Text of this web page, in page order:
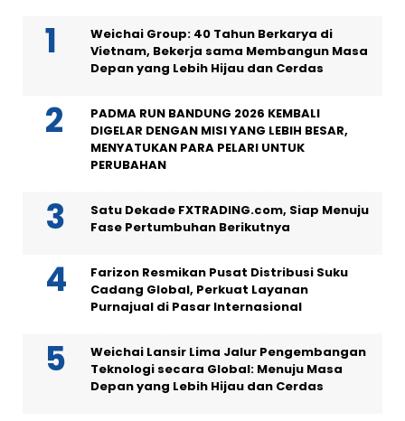
Weichai Group: 40 Tahun Berkarya di
Vietnam, Bekerja sama Membangun Masa
Depan yang Lebih Hijau dan Cerdas
PADMA RUN BANDUNG 2026 KEMBALI
DIGELAR DENGAN MISI YANG LEBIH BESAR,
MENYATUKAN PARA PELARI UNTUK
PERUBAHAN
Satu Dekade FXTRADING.com, Siap Menuju
Fase Pertumbuhan Berikutnya
Farizon Resmikan Pusat Distribusi Suku
Cadang Global, Perkuat Layanan
Purnajual di Pasar Internasional
Weichai Lansir Lima Jalur Pengembangan
Teknologi secara Global: Menuju Masa
Depan yang Lebih Hijau dan Cerdas